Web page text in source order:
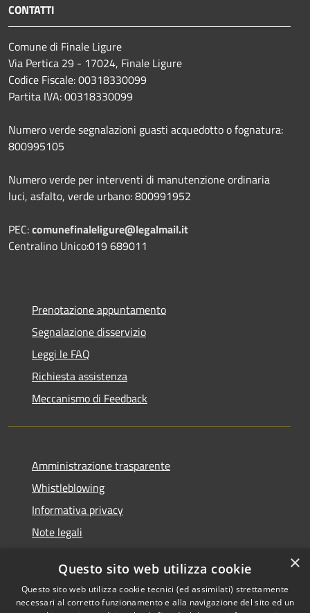
CONTATTI
Comune di Finale Ligure
Via Pertica 29 - 17024, Finale Ligure
Codice Fiscale: 00318330099
Partita IVA: 00318330099
Numero verde segnalazioni guasti acquedotto o fognatura:
800995105
Numero verde per interventi di manutenzione ordinaria
luci, asfalto, verde urbano: 800991952
PEC:comunefinaleligure@legalmail.it
Centralino Unico:019 689011
Prenotazione appuntamento
Segnalazione disservizio
Leggi le FAQ
Richiesta assistenza
Meccanismo di Feedback
Amministrazione trasparente
Whistleblowing
Informativa privacy
Note legali
Segnalazioni di inaccessibilità
×
Questo sito web utilizza cookie
Questo sito web utilizza cookie tecnici (ed assimilati) strettamente
necessari al corretto funzionamento e alla navigazione del sito ed un